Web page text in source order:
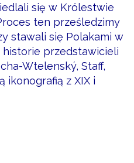
się w Królestwie
ten prześledzimy
stawali się Polakami w
historie przedstawicieli
Wtelenský, Staff,
ikonografią z XIX i